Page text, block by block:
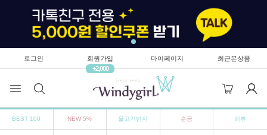
로그인
회원가입
+2,000
마이페이지 최근본상품
BEST 100 NEW 5% 물고기반지 순금 리뷰